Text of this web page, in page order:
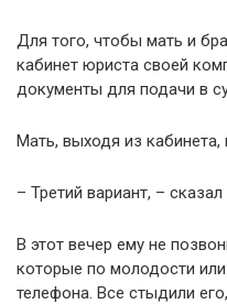
Для того, чтобы мать и
кабинет юриста своей
документы для подачи в
Мать, выходя из
– Третий вариант, –
В этот вечер ему не
которые по молодости
телефона. Все стыдили